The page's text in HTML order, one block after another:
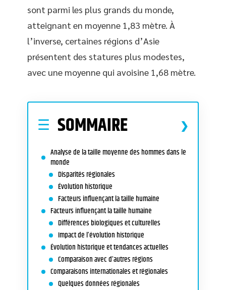
sont parmi les plus grands du monde,
atteignant en moyenne 1,83 mètre. À
l’inverse, certaines régions d’Asie
présentent des statures plus modestes,
avec une moyenne qui avoisine 1,68 mètre.
SOMMAIRE
Analyse de la taille moyenne des hommes dans le
monde
Disparités régionales
Évolution historique
Facteurs influençant la taille humaine
Facteurs influençant la taille humaine
Différences biologiques et culturelles
Impact de l’évolution historique
Évolution historique et tendances actuelles
Comparaison avec d’autres régions
Comparaisons internationales et régionales
Quelques données régionales